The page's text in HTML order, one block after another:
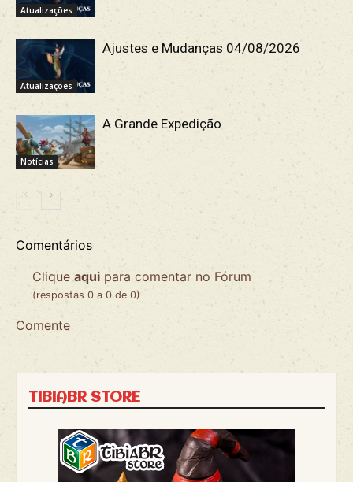
Atualizações
Atualizações
Ajustes e Mudanças 04/08/2026
Notícias
A Grande Expedição
Comentários
Cliqueaqui para comentar no Fórum
(respostas 0 a 0 de 0)
Comente
TIBIABR STORE